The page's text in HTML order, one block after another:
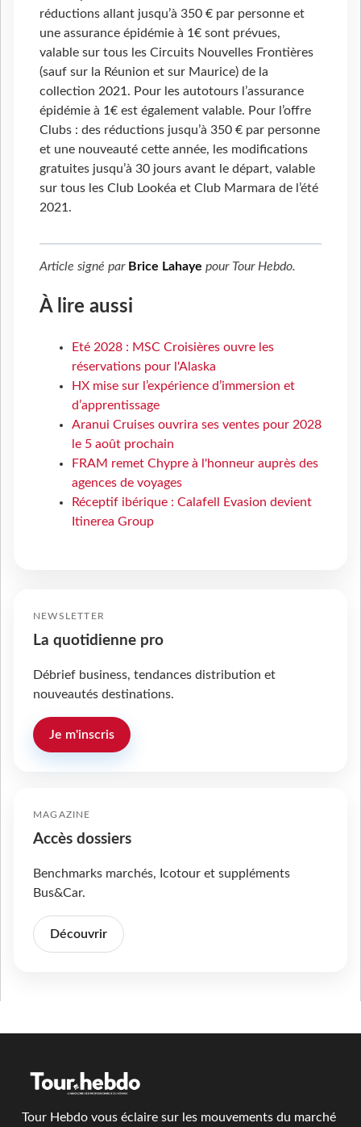
réductions allant jusqu’à 350 € par personne et
une assurance épidémie à 1€ sont prévues,
valable sur tous les Circuits Nouvelles Frontières
(sauf sur la Réunion et sur Maurice) de la
collection 2021. Pour les autotours l’assurance
épidémie à 1€ est également valable. Pour l’offre
Clubs : des réductions jusqu’à 350 € par personne
et une nouveauté cette année, les modifications
gratuites jusqu’à 30 jours avant le départ, valable
sur tous les Club Lookéa et Club Marmara de l’été
2021.
Article signé par Brice Lahaye pour Tour Hebdo.
À lire aussi
Eté 2028 : MSC Croisières ouvre les
réservations pour l'Alaska
HX mise sur l’expérience d’immersion et
d’apprentissage
Aranui Cruises ouvrira ses ventes pour 2028
le 5 août prochain
FRAM remet Chypre à l'honneur auprès des
agences de voyages
Réceptif ibérique : Calafell Evasion devient
Itinerea Group
NEWSLETTER
La quotidienne pro
Débrief business, tendances distribution et
nouveautés destinations.
Je m'inscris
MAGAZINE
Accès dossiers
Benchmarks marchés, Icotour et suppléments
Bus&Car.
Découvrir
Tour Hebdo vous éclaire sur les mouvements du marché